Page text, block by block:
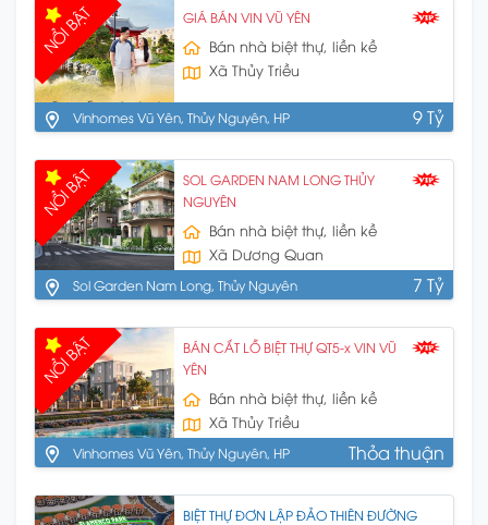
NỔI BẬT
GIÁ BÁN VIN VŨ YÊN
Bán nhà biệt thự, liền kề
Xã Thủy Triều
Vinhomes Vũ Yên, Thủy Nguyên, HP 9 Tỷ
NỔI BẬT
SOL GARDEN NAM LONG THỦY
NGUYÊN
Bán nhà biệt thự, liền kề
Xã Dương Quan
Sol Garden Nam Long, Thủy Nguyên
7 Tỷ
NỔI BẬT
BÁN CẮT LỖ BIỆT THỰ QT5-x VIN VŨ
YÊN
Bán nhà biệt thự, liền kề
Xã Thủy Triều
Vinhomes Vũ Yên, Thủy Nguyên, HP
Thỏa thuận
BIỆT THỰ ĐƠN LẬP ĐẢO THIÊN ĐƯỜNG